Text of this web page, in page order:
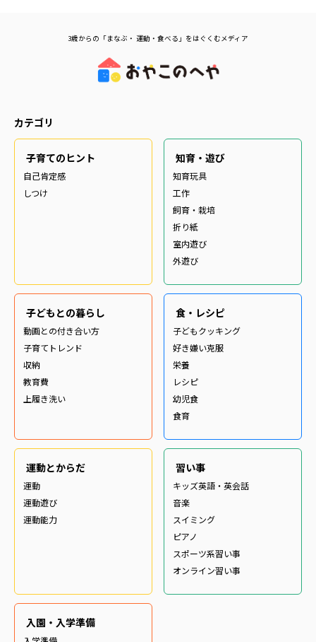
3歳からの「まなぶ・ 運動・食べる」をはぐくむメディア
カテゴリ
子育てのヒント
自己肯定感
しつけ
知育・遊び
知育玩具
工作
飼育・栽培
折り紙
室内遊び
外遊び
子どもとの暮らし
動画との付き合い方
子育てトレンド
収納
教育費
上履き洗い
食・レシピ
子どもクッキング
好き嫌い克服
栄養
レシピ
幼児食
食育
運動とからだ
運動
運動遊び
運動能力
習い事
キッズ英語・英会話
音楽
スイミング
ピアノ
スポーツ系習い事
オンライン習い事
入園・入学準備